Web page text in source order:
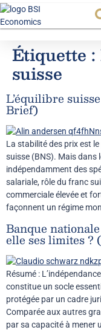
Étiquette :
suisse
L’équilibre
Brief)
La stabilité des prix est
suisse (BNS). Mais dans
indépendamment des
salariale, rôle du franc
commerciale élevée et
façonnent un régime
Banque
elle ses limites ?
Résumé :
constitue un socle
protégée par un cadre
Comparée aux autres
par sa capacité à mener